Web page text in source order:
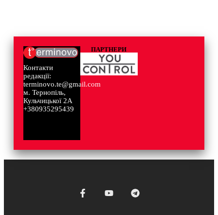
Контакти
редакції:
terminovo.te@gmail.com
м. Тернопіль,
Кульчицької 2А
+380935295439
ПАРТНЕРИ